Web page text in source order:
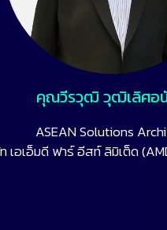
คุณวีรวุฒิ วุฒิเลิศอ
ASEAN Solutions
เอเอ็มดี ฟาร์ อีสท์ ลิมิเต็ด